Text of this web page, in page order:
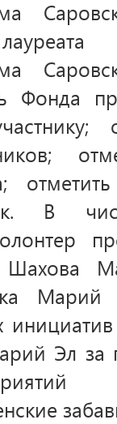
Фонда
В
Шахова
Марий
Эл за